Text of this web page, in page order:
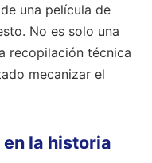
una película de
No es solo una
recopilación técnica
mecanizar el
la historia